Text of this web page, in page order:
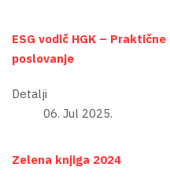
ESG vodič HGK –
poslovanje
Detalji
06. Jul 2025.
Zelena knjiga 2024